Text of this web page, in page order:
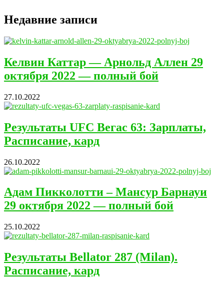
Недавние записи
Келвин Каттар — Арнольд Аллен 29
октября 2022 — полный бой
27.10.2022
Результаты UFC Вегас 63: Зарплаты,
Расписание, кард
26.10.2022
Адам Пикколотти – Мансур Барнауи
29 октября 2022 — полный бой
25.10.2022
Результаты Bellator 287 (Milan).
Расписание, кард